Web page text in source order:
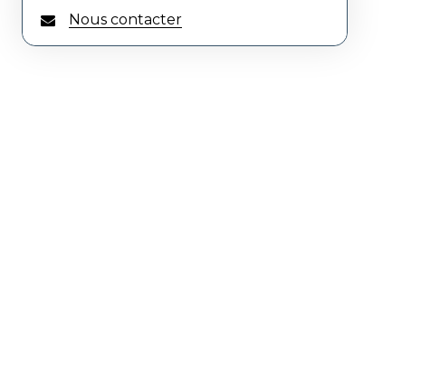
Nous contacter